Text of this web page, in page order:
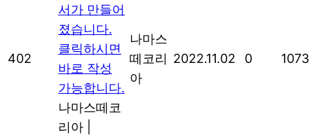
402
서가 만들어
졌습니다.
클릭하시면
바로 작성
가능합니다.
나마스떼코
리아
나마스
떼코리
아
2022.11.02 0 1073